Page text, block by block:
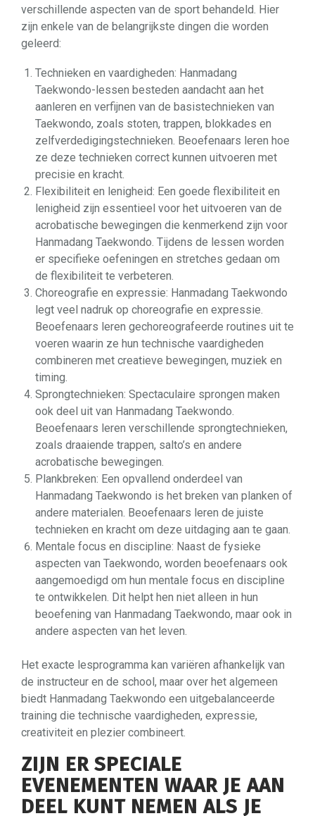
verschillende aspecten van de sport behandeld. Hier
zijn enkele van de belangrijkste dingen die worden
geleerd:
Technieken en vaardigheden: Hanmadang
Taekwondo-lessen besteden aandacht aan het
aanleren en verfijnen van de basistechnieken van
Taekwondo, zoals stoten, trappen, blokkades en
zelfverdedigingstechnieken. Beoefenaars leren hoe
ze deze technieken correct kunnen uitvoeren met
precisie en kracht.
Flexibiliteit en lenigheid: Een goede flexibiliteit en
lenigheid zijn essentieel voor het uitvoeren van de
acrobatische bewegingen die kenmerkend zijn voor
Hanmadang Taekwondo. Tijdens de lessen worden
er specifieke oefeningen en stretches gedaan om
de flexibiliteit te verbeteren.
Choreografie en expressie: Hanmadang Taekwondo
legt veel nadruk op choreografie en expressie.
Beoefenaars leren gechoreografeerde routines uit te
voeren waarin ze hun technische vaardigheden
combineren met creatieve bewegingen, muziek en
timing.
Sprongtechnieken: Spectaculaire sprongen maken
ook deel uit van Hanmadang Taekwondo.
Beoefenaars leren verschillende sprongtechnieken,
zoals draaiende trappen, salto’s en andere
acrobatische bewegingen.
Plankbreken: Een opvallend onderdeel van
Hanmadang Taekwondo is het breken van planken of
andere materialen. Beoefenaars leren de juiste
technieken en kracht om deze uitdaging aan te gaan.
Mentale focus en discipline: Naast de fysieke
aspecten van Taekwondo, worden beoefenaars ook
aangemoedigd om hun mentale focus en discipline
te ontwikkelen. Dit helpt hen niet alleen in hun
beoefening van Hanmadang Taekwondo, maar ook in
andere aspecten van het leven.
Het exacte lesprogramma kan variëren afhankelijk van
de instructeur en de school, maar over het algemeen
biedt Hanmadang Taekwondo een uitgebalanceerde
training die technische vaardigheden, expressie,
creativiteit en plezier combineert.
ZIJN ER SPECIALE
EVENEMENTEN WAAR JE AAN
DEEL KUNT NEMEN ALS JE